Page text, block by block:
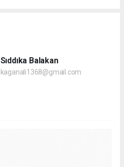
Sıddıka Balakan
kaganali1368@gmail.com